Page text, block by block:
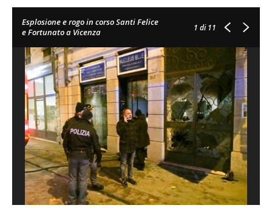
Esplosione e rogo in corso Santi Felice
e Fortunato a Vicenza
1 di 11